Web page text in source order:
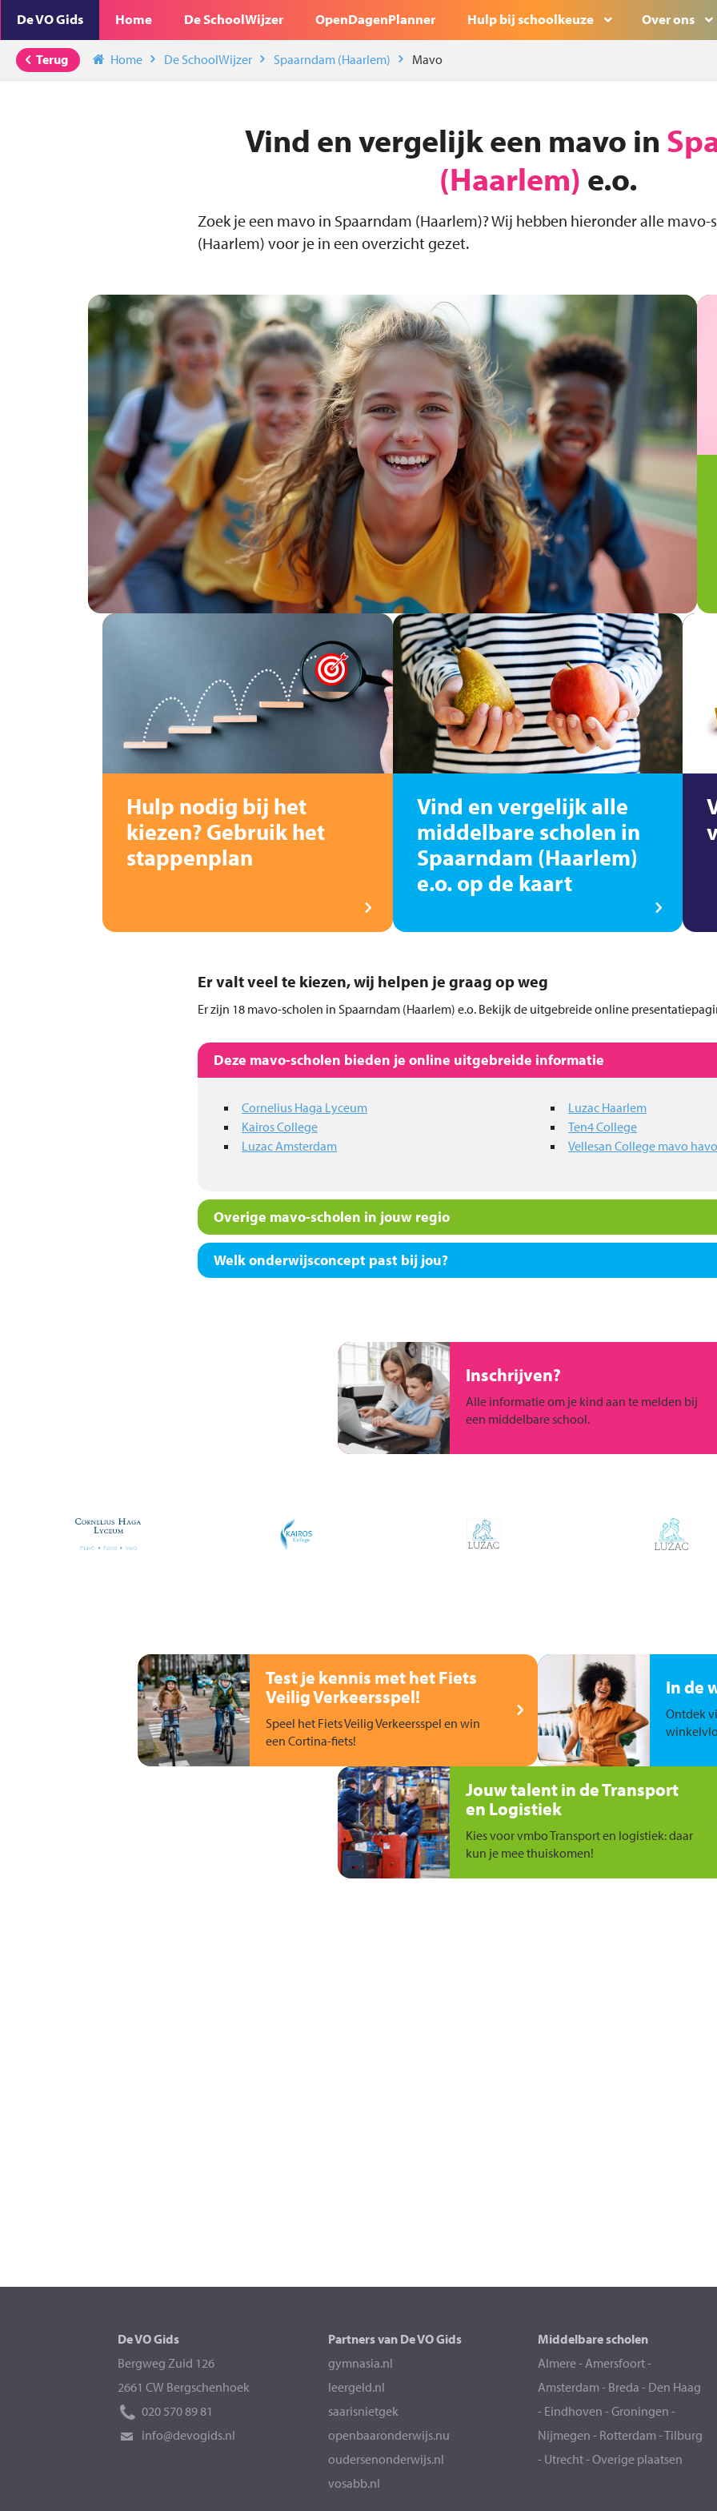
De VO Gids Home De SchoolWijzer OpenDagenPlanner Hulp bij schoolkeuze Over ons
Terug Home De SchoolWijzer Spaarndam (Haarlem) Mavo
Vind en vergelijk een mavo in
(Haarlem) e.o.
Zoek je een mavo in Spaarndam (Haarlem)? Wij hebben hieronder alle
(Haarlem) voor je in een overzicht gezet.
Hulp nodig bij het
kiezen? Gebruik het
stappenplan
Vind en vergelijk alle
middelbare scholen in
Spaarndam (Haarlem)
e.o. op de kaart
Er valt veel te kiezen, wij helpen je graag op weg
Er zijn 18 mavo-scholen in Spaarndam (Haarlem) e.o. Bekijk de uitgebreide online
Deze mavo-scholen bieden je online uitgebreide informatie
Cornelius Haga Lyceum
Kairos College
Luzac Amsterdam
Luzac Haarlem
Ten4 College
Vellesan College mavo
Overige mavo-scholen in jouw regio
Welk onderwijsconcept past bij jou?
Inschrijven?
Alle informatie om je kind aan te melden bij
een middelbare school.
Test je kennis met het Fiets
Veilig Verkeersspel!
Speel het Fiets Veilig Verkeersspel en win
een Cortina-fiets!
In de
Ontdek
Jouw talent in de Transport
en Logistiek
Kies voor vmbo Transport en logistiek: daar
kun je mee thuiskomen!
De VO Gids
Bergweg Zuid 126
2661 CW Bergschenhoek
020 570 89 81
info@devogids.nl
Partners van De VO Gids
gymnasia.nl
leergeld.nl
saarisnietgek
openbaaronderwijs.nu
oudersenonderwijs.nl
vosabb.nl
Middelbare scholen
Almere-Amersfoort-
Amsterdam - Breda - Den Haag
- Eindhoven -Groningen -
Nijmegen - Rotterdam -Tilburg
- Utrecht-Overige plaatsen